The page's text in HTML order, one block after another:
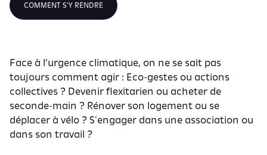
COMMENT S'Y RENDRE
Face à l’urgence climatique, on ne se sait pas
toujours comment agir : Eco-gestes ou actions
collectives ? Devenir flexitarien ou acheter de
seconde-main ? Rénover son logement ou se
déplacer à vélo ? S'engager dans une association ou
dans son travail ?